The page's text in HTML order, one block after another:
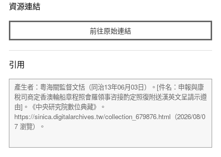
資源連結
前往原始連結
引用